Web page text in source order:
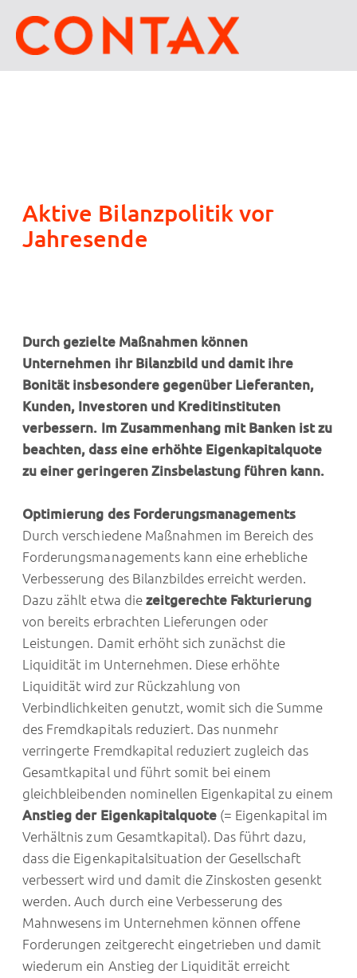
Aktive Bilanzpolitik vor
Jahresende
Durch gezielte Maßnahmen können
Unternehmen ihr Bilanzbild und damit ihre
Bonität insbesondere gegenüber Lieferanten,
Kunden, Investoren und Kreditinstituten
verbessern. Im Zusammenhang mit Banken ist zu
beachten, dass eine erhöhte Eigenkapitalquote
zu einer geringeren Zinsbelastung führen kann.
Optimierung des Forderungsmanagements
Durch verschiedene Maßnahmen im Bereich des
Forderungsmanagements kann eine erhebliche
Verbesserung des Bilanzbildes erreicht werden.
Dazu zählt etwa diezeitgerechte Fakturierung
von bereits erbrachten Lieferungen oder
Leistungen. Damit erhöht sich zunächst die
Liquidität im Unternehmen. Diese erhöhte
Liquidität wird zur Rückzahlung von
Verbindlichkeiten genutzt, womit sich die Summe
des Fremdkapitals reduziert. Das nunmehr
verringerte Fremdkapital reduziert zugleich das
Gesamtkapital und führt somit bei einem
gleichbleibenden nominellen Eigenkapital zu einem
Anstieg der Eigenkapitalquote(= Eigenkapital im
Verhältnis zum Gesamtkapital). Das führt dazu,
dass die Eigenkapitalsituation der Gesellschaft
verbessert wird und damit die Zinskosten gesenkt
werden. Auch durch eine Verbesserung des
Mahnwesens im Unternehmen können offene
Forderungen zeitgerecht eingetrieben und damit
wiederum ein Anstieg der Liquidität erreicht